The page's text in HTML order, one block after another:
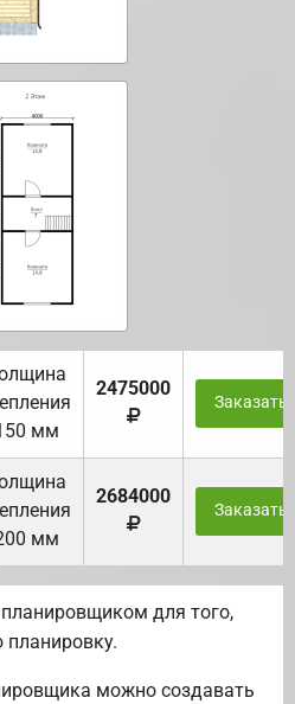
мм
2475000
Заказать
мм
2684000
Заказать
для того,
можно создавать